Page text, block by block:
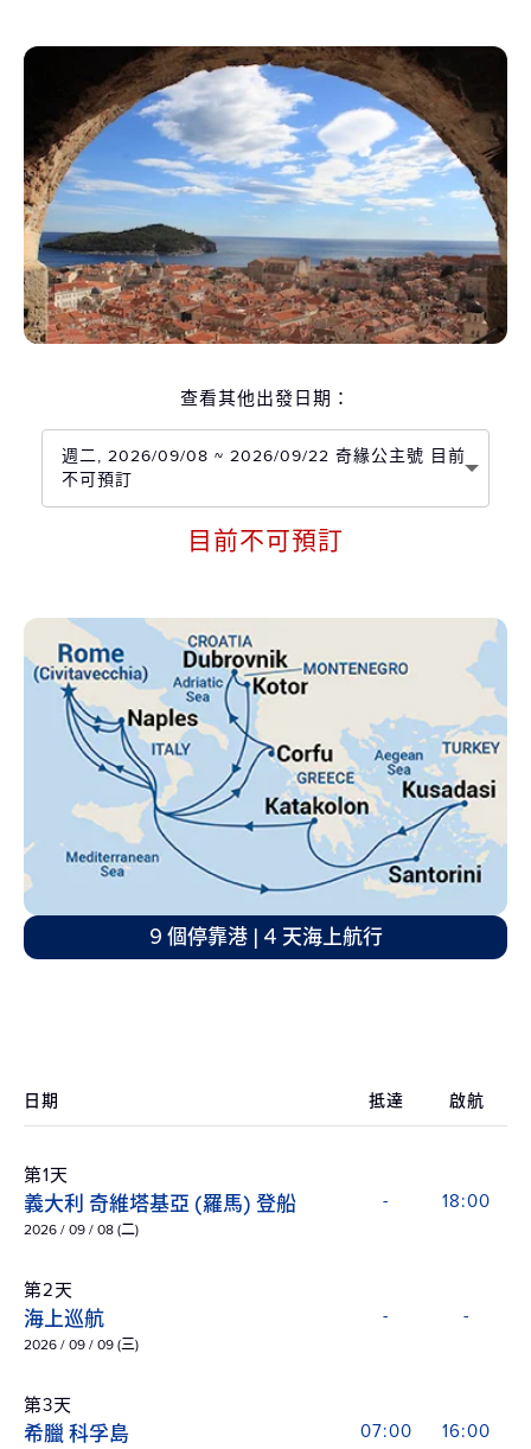
查看其他出發日期：
週二, 2026/09/08 ~ 2026/09/22 奇緣公主號 目前
不可預訂
目前不可預訂
9 個停靠港 | 4 天海上航行
日期 抵達 啟航
第1天
義大利 奇維塔基亞 (羅馬) 登船
2026 / 09 / 08 (二)
- 18:00
第2天
海上巡航
2026 / 09 / 09 (三)
- -
第3天
希臘 科孚島 07:00 16:00